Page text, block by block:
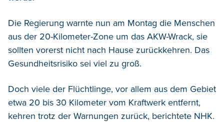
Die Regierung warnte nun am Montag die Menschen
aus der 20-Kilometer-Zone um das AKW-Wrack, sie
sollten vorerst nicht nach Hause zurückkehren. Das
Gesundheitsrisiko sei viel zu groß.
Doch viele der Flüchtlinge, vor allem aus dem Gebiet
etwa 20 bis 30 Kilometer vom Kraftwerk entfernt,
kehren trotz der Warnungen zurück, berichtete NHK.